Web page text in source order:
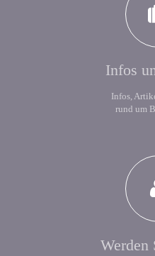
Infos
Infos,
rund um
Werden